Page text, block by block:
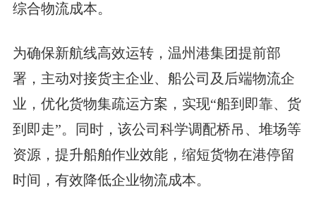
综合物流成本。
为确保新航线高效运转，温州港集团提前部
署，主动对接货主企业、船公司及后端物流企
业，优化货物集疏运方案，实现“船到即靠、货
到即走”。同时，该公司科学调配桥吊、堆场等
资源，提升船舶作业效能，缩短货物在港停留
时间，有效降低企业物流成本。